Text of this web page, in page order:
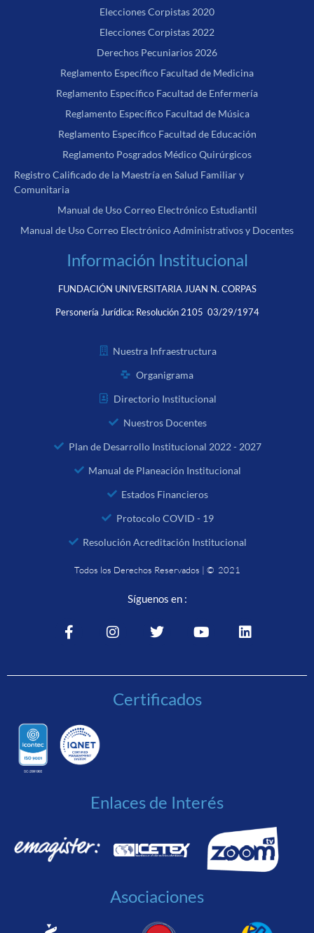
Elecciones Corpistas 2020
Elecciones Corpistas 2022
Derechos Pecuniarios 2026
Reglamento Específico Facultad de Medicina
Reglamento Específico Facultad de Enfermería
Reglamento Específico Facultad de Música
Reglamento Específico Facultad de Educación
Reglamento Posgrados Médico Quirúrgicos
Registro Calificado de la Maestría en Salud Familiar y
Comunitaria
Manual de Uso Correo Electrónico Estudiantil
Manual de Uso Correo Electrónico Administrativos y Docentes
Información Institucional
FUNDACIÓN UNIVERSITARIA JUAN N. CORPAS
Personería Jurídica: Resolución 2105 03/29/1974
Nuestra Infraestructura
Organigrama
Directorio Institucional
Nuestros Docentes
Plan de Desarrollo Institucional 2022 - 2027
Manual de Planeación Institucional
Estados Financieros
Protocolo COVID - 19
Resolución Acreditación Institucional
Todos los Derechos Reservados | © 2021
Síguenos en :
Certificados
Enlaces de Interés
Asociaciones